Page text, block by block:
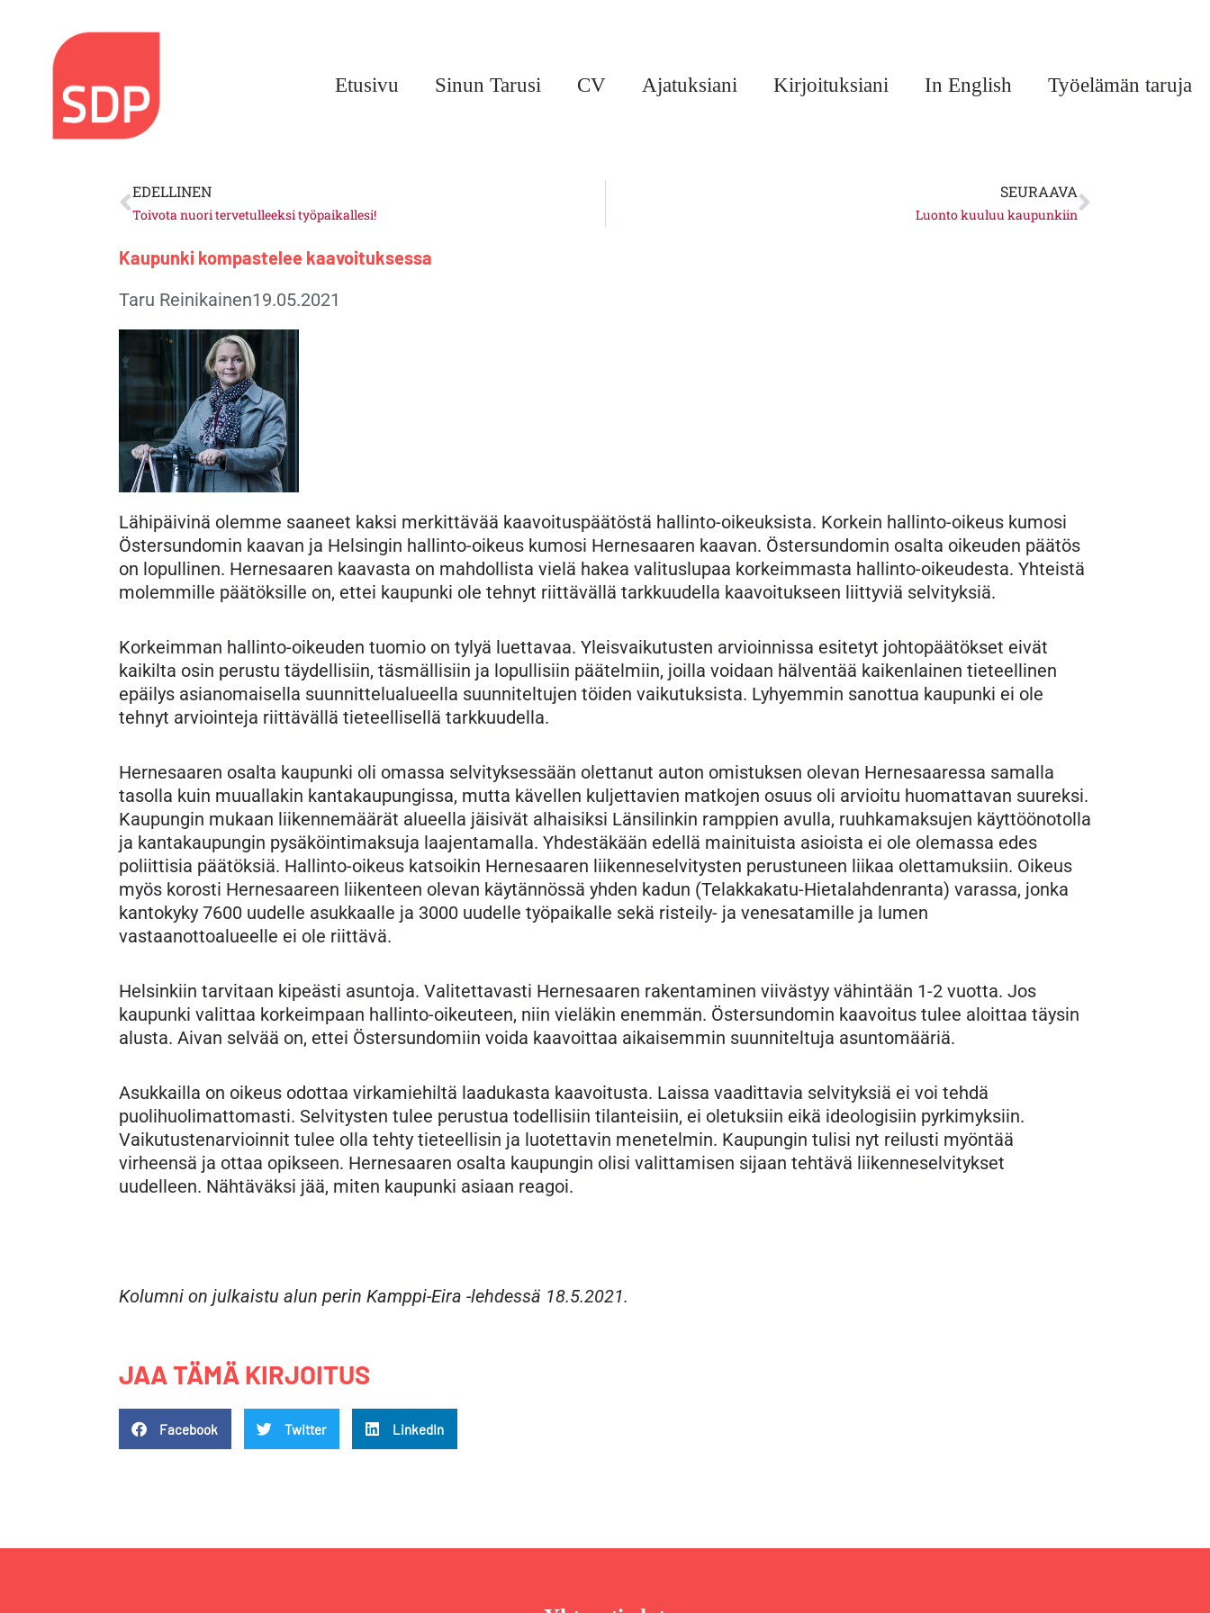
sisältöön
Etusivu Sinun Tarusi CV Ajatuksiani Kirjoituksiani In English Työelämän taruja
Prev
EDELLINEN
Toivota nuori tervetulleeksi työpaikallesi!
SEURAAVA
Luonto kuuluu kaupunkiin
Next
Kaupunki kompastelee kaavoituksessa
Taru Reinikainen19.05.2021
Lähipäivinä olemme saaneet kaksi merkittävää kaavoituspäätöstä hallinto-oikeuksista. Korkein hallinto-oikeus kumosi
Östersundomin kaavan ja Helsingin hallinto-oikeus kumosi Hernesaaren kaavan. Östersundomin osalta oikeuden päätös
on lopullinen. Hernesaaren kaavasta on mahdollista vielä hakea valituslupaa korkeimmasta hallinto-oikeudesta. Yhteistä
molemmille päätöksille on, ettei kaupunki ole tehnyt riittävällä tarkkuudella kaavoitukseen liittyviä selvityksiä.
Korkeimman hallinto-oikeuden tuomio on tylyä luettavaa. Yleisvaikutusten arvioinnissa esitetyt johtopäätökset eivät
kaikilta osin perustu täydellisiin, täsmällisiin ja lopullisiin päätelmiin, joilla voidaan hälventää kaikenlainen tieteellinen
epäilys asianomaisella suunnittelualueella suunniteltujen töiden vaikutuksista. Lyhyemmin sanottua kaupunki ei ole
tehnyt arviointeja riittävällä tieteellisellä tarkkuudella.
Hernesaaren osalta kaupunki oli omassa selvityksessään olettanut auton omistuksen olevan Hernesaaressa samalla
tasolla kuin muuallakin kantakaupungissa, mutta kävellen kuljettavien matkojen osuus oli arvioitu huomattavan suureksi.
Kaupungin mukaan liikennemäärät alueella jäisivät alhaisiksi Länsilinkin ramppien avulla, ruuhkamaksujen käyttöönotolla
ja kantakaupungin pysäköintimaksuja laajentamalla. Yhdestäkään edellä mainituista asioista ei ole olemassa edes
poliittisia päätöksiä. Hallinto-oikeus katsoikin Hernesaaren liikenneselvitysten perustuneen liikaa olettamuksiin. Oikeus
myös korosti Hernesaareen liikenteen olevan käytännössä yhden kadun (Telakkakatu-Hietalahdenranta) varassa, jonka
kantokyky 7600 uudelle asukkaalle ja 3000 uudelle työpaikalle sekä risteily- ja venesatamille ja lumen
vastaanottoalueelle ei ole riittävä.
Helsinkiin tarvitaan kipeästi asuntoja. Valitettavasti Hernesaaren rakentaminen viivästyy vähintään 1-2 vuotta. Jos
kaupunki valittaa korkeimpaan hallinto-oikeuteen, niin vieläkin enemmän. Östersundomin kaavoitus tulee aloittaa täysin
alusta. Aivan selvää on, ettei Östersundomiin voida kaavoittaa aikaisemmin suunniteltuja asuntomääriä.
Asukkailla on oikeus odottaa virkamiehiltä laadukasta kaavoitusta. Laissa vaadittavia selvityksiä ei voi tehdä
puolihuolimattomasti. Selvitysten tulee perustua todellisiin tilanteisiin, ei oletuksiin eikä ideologisiin pyrkimyksiin.
Vaikutustenarvioinnit tulee olla tehty tieteellisin ja luotettavin menetelmin. Kaupungin tulisi nyt reilusti myöntää
virheensä ja ottaa opikseen. Hernesaaren osalta kaupungin olisi valittamisen sijaan tehtävä liikenneselvitykset
uudelleen. Nähtäväksi jää, miten kaupunki asiaan reagoi.
Kolumni on julkaistu alun perin Kamppi-Eira -lehdessä 18.5.2021.
JAA TÄMÄ KIRJOITUS
Facebook Twitter LinkedIn